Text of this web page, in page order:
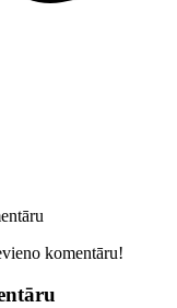
komentāru!